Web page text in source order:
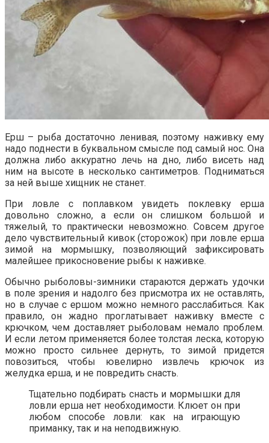
Ерш – рыба достаточно ленивая, поэтому наживку ему
надо поднести в буквальном смысле под самый нос. Она
должна либо аккуратно лечь на дно, либо висеть над
ним на высоте в несколько сантиметров. Подниматься
за ней выше хищник не станет.
При ловле с поплавком увидеть поклевку ерша
довольно сложно, а если он слишком большой и
тяжелый, то практически невозможно. Совсем другое
дело чувствительный кивок (сторожок) при ловле ерша
зимой на мормышку, позволяющий зафиксировать
малейшее прикосновение рыбы к наживке.
Обычно рыболовы-зимники стараются держать удочки
в поле зрения и надолго без присмотра их не оставлять,
но в случае с ершом можно немного расслабиться. Как
правило, он жадно проглатывает наживку вместе с
крючком, чем доставляет рыболовам немало проблем.
И если летом применяется более толстая леска, которую
можно просто сильнее дернуть, то зимой придется
повозиться, чтобы ювелирно извлечь крючок из
желудка ерша, и не повредить снасть.
Тщательно подбирать снасть и мормышки для
ловли ерша нет необходимости. Клюет он при
любом способе ловли: как на играющую
приманку, так и на неподвижную.